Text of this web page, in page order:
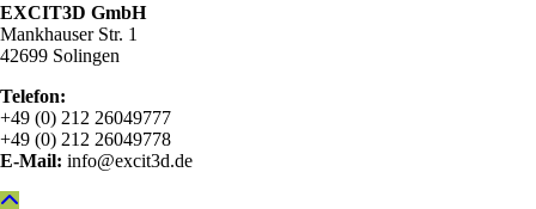
EXCIT3D GmbH
Mankhauser Str. 1
42699 Solingen
Telefon:
+49 (0) 212 26049777
+49 (0) 212 26049778
E-Mail: info@excit3d.de